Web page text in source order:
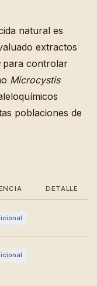
natural es
extractos
para controlar
Microcystis
poblaciones de
DETALLE